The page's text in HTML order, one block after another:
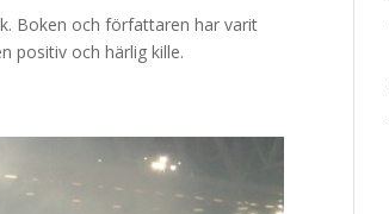
Boken och författaren har varit
positiv och härlig kille.